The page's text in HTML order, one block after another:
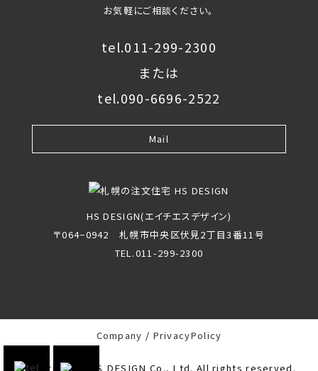
お気軽にご相談ください。
tel.011-299-2300
または
tel.090-6696-2522
Mail
HS DESIGN(エイチエスデザイン)
〒064−0942 札幌市中央区伏見2丁目3番11号
TEL.011-299-2300
Company PrivacyPolicy
Copyright(c) HS DESIGN Co., Ltd. All rights reserved.